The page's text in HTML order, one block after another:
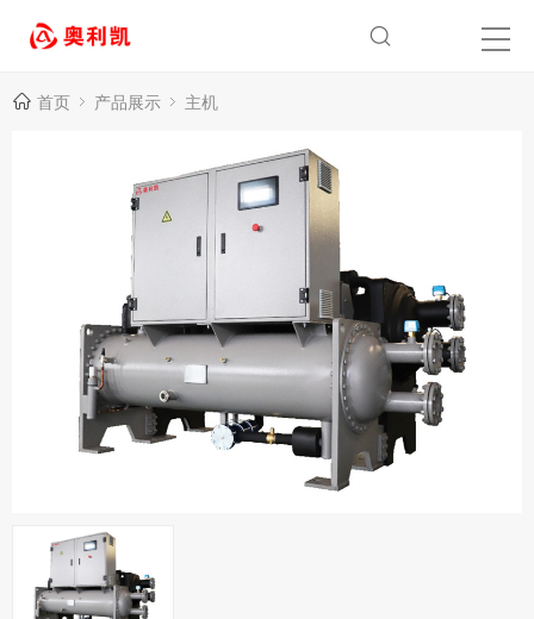
首页 产品展示 主机